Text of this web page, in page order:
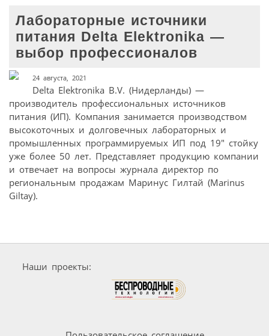
Лабораторные источники
питания Delta Elektronika —
выбор профессионалов
24 августа, 2021
Delta Elektronika B.V. (Нидерланды) —
производитель профессиональных источников
питания (ИП). Компания занимается производством
высокоточных и долговечных лабораторных и
промышленных программируемых ИП под 19″ стойку
уже более 50 лет. Представляет продукцию компании
и отвечает на вопросы журнала директор по
региональным продажам Маринус Гилтай (Marinus
Giltay).
Наши проекты: